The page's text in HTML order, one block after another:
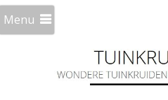
Menu